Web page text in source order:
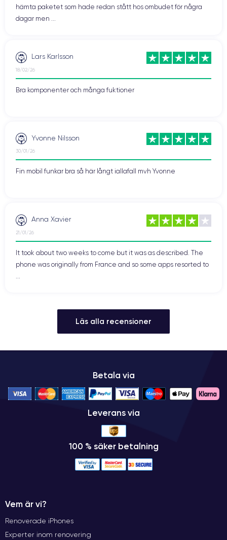
hämta paketet som hade redan stått hos ombudet för några
dagar men ...
Lars Karlsson
18/02/26
Bra komponenter och många fuktioner
Yvonne Nilsson
30/01/26
Fin mobil funkar bra så här långt iallafall mvh Yvonne
Anna Xavier
21/01/26
It took about two weeks to come but it was as described. The
phone was originally from France and so some apps resorted to
Läs alla recensioner
Betala via
Leverans via
100 % säker betalning
Vem är vi?
Renoverade iPhones
Experter inom renovering